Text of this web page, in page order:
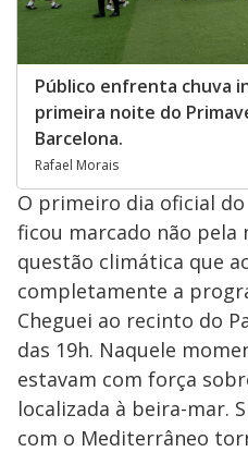
Público enfrenta chuva
primeira noite do
Barcelona.
Rafael Morais
O primeiro dia oficial
ficou marcado não pela
questão climática que
completamente a
Cheguei ao recinto do
das 19h. Naquele
estavam com força
localizada à beira-mar.
com o Mediterrâneo